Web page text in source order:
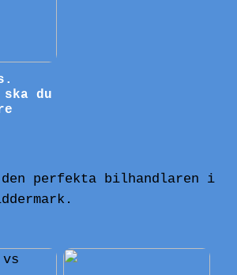
du
perfekta bilhandlaren i